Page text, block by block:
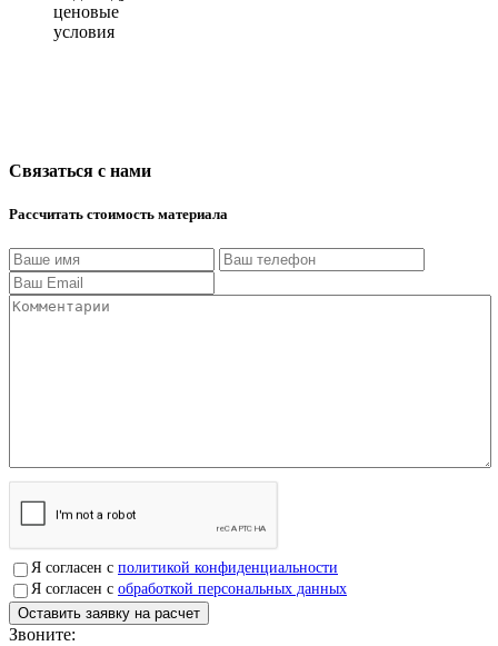
ценовые
условия
Связаться с нами
Рассчитать стоимость материала
Я согласен с политикой конфиденциальности
Я согласен с обработкой персональных данных
Звоните: